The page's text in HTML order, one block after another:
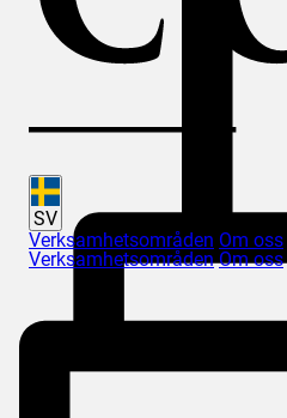
SV
Verksamhetsområden Om oss
Verksamhetsområden Om oss